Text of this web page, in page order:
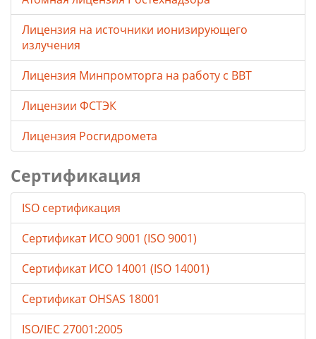
Лицензия на источники ионизирующего
излучения
Лицензия Минпромторга на работу с ВВТ
Лицензии ФСТЭК
Лицензия Росгидромета
Сертификация
ISO сертификация
Сертификат ИСО 9001 (ISO 9001)
Сертификат ИСО 14001 (ISO 14001)
Сертификат OHSAS 18001
ISO/IEC 27001:2005